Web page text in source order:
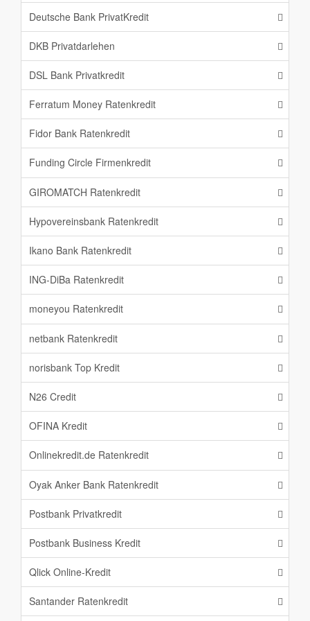
Deutsche Bank PrivatKredit
DKB Privatdarlehen
DSL Bank Privatkredit
Ferratum Money Ratenkredit
Fidor Bank Ratenkredit
Funding Circle Firmenkredit
GIROMATCH Ratenkredit
Hypovereinsbank Ratenkredit
Ikano Bank Ratenkredit
ING-DiBa Ratenkredit
moneyou Ratenkredit
netbank Ratenkredit
norisbank Top Kredit
N26 Credit
OFINA Kredit
Onlinekredit.de Ratenkredit
Oyak Anker Bank Ratenkredit
Postbank Privatkredit
Postbank Business Kredit
Qlick Online-Kredit
Santander Ratenkredit